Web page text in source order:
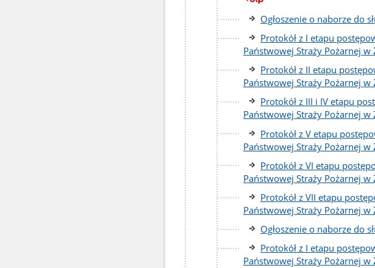
Ogłoszenie o naborze do
Protokół z I etapu
Państwowej Straży Pożarnej
Protokół z II etapu
Państwowej Straży Pożarnej
Protokół z III i IV etapu
Państwowej Straży Pożarnej
Protokół z V etapu
Państwowej Straży Pożarnej
Protokół z VI etapu
Państwowej Straży Pożarnej
Protokół z VII etapu
Państwowej Straży Pożarnej
Ogłoszenie o naborze do
Protokół z I etapu
Państwowej Straży Pożarnej